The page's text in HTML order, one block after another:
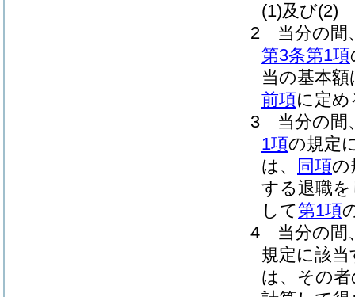
(1)及び(2)
2
当分の間
第3条第1項
当の基本額
前項に定
3
当分の間
1項の規定
は、
同項の
する退職
して第1項
4
当分の間
規定に該
は、その